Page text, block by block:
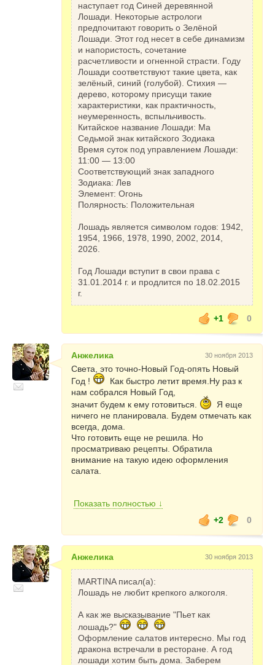
наступает год Синей деревянной
Лошади. Некоторые астрологи
предпочитают говорить о Зелёной
Лошади. Этот год несет в себе динамизм
и напористость, сочетание
расчетливости и огненной страсти. Году
Лошади соответствуют такие цвета, как
зелёный, синий (голубой). Стихия —
дерево, которому присущи такие
характеристики, как практичность,
неумеренность, вспыльчивость.
Китайское название Лошади: Ма
Седьмой знак китайского Зодиака
Время суток под управлением Лошади:
11:00 — 13:00
Соответствующий знак западного
Зодиака: Лев
Элемент: Огонь
Полярность: Положительная
Лошадь является символом годов: 1942,
1954, 1966, 1978, 1990, 2002, 2014,
2026.
Год Лошади вступит в свои права с
31.01.2014 г. и продлится по 18.02.2015
г.
+1 0
Анжелика 30 ноября 2013
Света, это точно-Новый Год-опять Новый
Год !
Как быстро летит время.Ну раз к
нам собрался Новый Год,
значит будем к ему готовиться.
Я еще
ничего не планировала. Будем отмечать как
всегда, дома.
Что готовить еще не решила. Но
просматриваю рецепты. Обратила
внимание на такую идею оформления
салата.
По поводу меню на этот Новый Год нашла
вот что.
Лошадь не терпит консервированной еды.
При этом обожает корнеплоды (морковь,
свеклу, картофель). Обожает все новое,
изысканное и натуральное. Учитывая все
это, нужно постараться, чтобы 50% блюд
было привычных и прописавшихся на
Вашем столе уже не первый год, и 50%
новых, необычных и интересных. Составим
приблизительное меню по пунктам.
[u:2rvbejqe]Салаты.[/u:2rvbejqe]
Показать полностью ↓
+2
0
Анжелика 30 ноября 2013
MARTINA писал(а):
Лошадь не любит крепкого алкоголя.
А как же высказывание "Пьет как
лошадь?"
Оформление салатов интересно. Мы год
дракона встречали в ресторане. А год
лошади хотим быть дома. Заберем